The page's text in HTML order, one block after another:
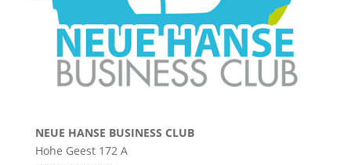
NEUE HANSE BUSINESS CLUB
Hohe Geest 172 A